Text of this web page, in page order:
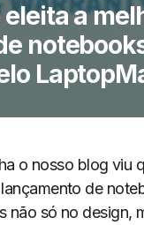
eleita a
o nosso blog viu
de
não só no design,